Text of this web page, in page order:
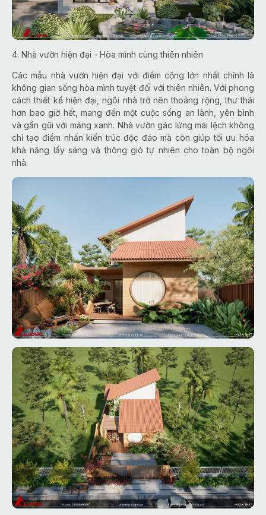
4. Nhà vườn hiện đại - Hòa mình cùng thiên nhiên
Các mẫu nhà vườn hiện đại với điểm cộng lớn nhất chính là
không gian sống hòa mình tuyệt đối với thiên nhiên. Với phong
cách thiết kế hiện đại, ngôi nhà trở nên thoáng rộng, thư thái
hơn bao giờ hết, mang đến một cuộc sống an lành, yên bình
và gần gũi với mảng xanh. Nhà vườn gác lửng mái lệch không
chỉ tạo điểm nhấn kiến trúc độc đáo mà còn giúp tối ưu hóa
khả năng lấy sáng và thông gió tự nhiên cho toàn bộ ngôi
nhà.